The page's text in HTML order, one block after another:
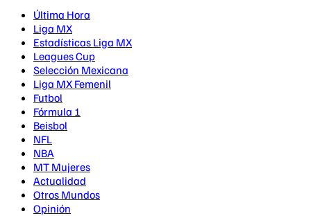
Última Hora
Liga MX
Estadísticas Liga MX
Leagues Cup
Selección Mexicana
Liga MX Femenil
Futbol
Fórmula 1
Beisbol
NFL
NBA
MT Mujeres
Actualidad
Otros Mundos
Opinión